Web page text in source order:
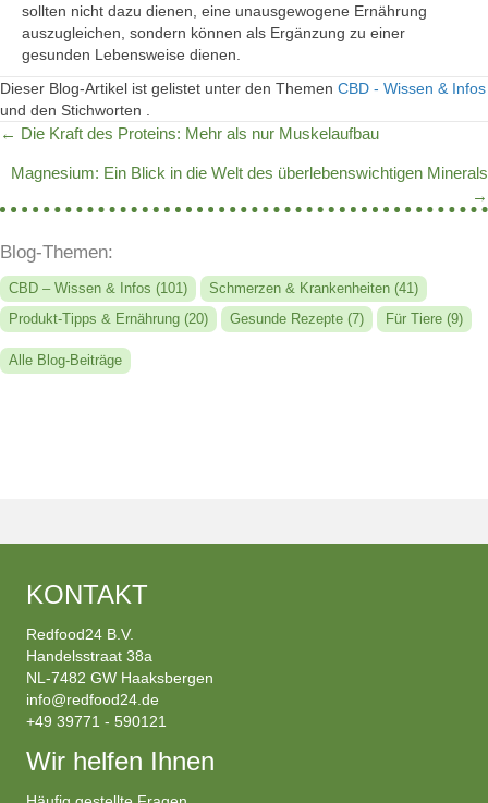
sollten nicht dazu dienen, eine unausgewogene Ernährung
auszugleichen, sondern können als Ergänzung zu einer
gesunden Lebensweise dienen.
Dieser Blog-Artikel ist gelistet unter den Themen CBD - Wissen & Infos
und den Stichworten .
Posts
navigation
← Die Kraft des Proteins: Mehr als nur Muskelaufbau
Magnesium: Ein Blick in die Welt des überlebenswichtigen Minerals
→
Blog-Themen:
CBD – Wissen & Infos (101) Schmerzen & Krankenheiten (41)
Produkt-Tipps & Ernährung (20) Gesunde Rezepte (7) Für Tiere (9)
Alle Blog-Beiträge
KONTAKT
Redfood24 B.V.
Handelsstraat 38a
NL-7482 GW Haaksbergen
info@redfood24.de
+49 39771 - 590121
Wir helfen Ihnen